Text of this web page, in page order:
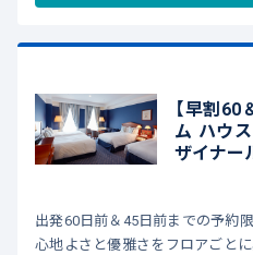
【早割
ム ハウ
ザイナ
出発60日前＆45日前までの予約
心地よさと優雅さをフロアごと